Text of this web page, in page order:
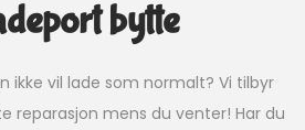
bytte
ikke vil lade som normalt? Vi tilbyr
reparasjon mens du venter! Har du